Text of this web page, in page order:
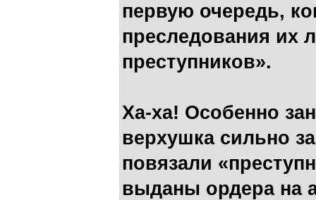
первую очередь,
преследования их
преступников».
Ха-ха! Особенно
верхушка сильно
повязали
выданы ордера на